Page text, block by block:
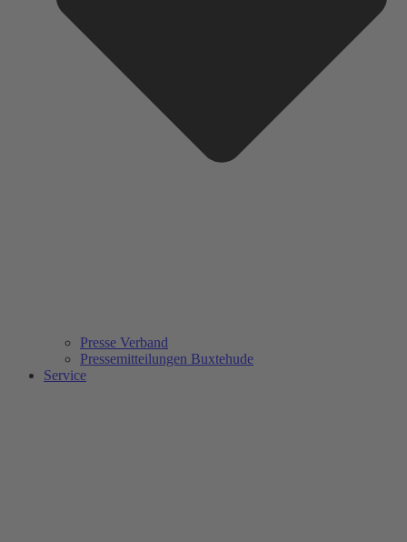
Presse Verband
Pressemitteilungen Buxtehude
Service